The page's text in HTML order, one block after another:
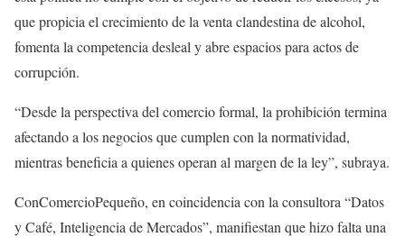
que propicia el crecimiento de la venta clandestina de alcohol,
fomenta la competencia desleal y abre espacios para actos de
corrupción.
“Desde la perspectiva del comercio formal, la prohibición termina
afectando a los negocios que cumplen con la normatividad,
mientras beneficia a quienes operan al margen de la ley”, subraya.
ConComercioPequeño, en coincidencia con la consultora “Datos
y Café, Inteligencia de Mercados”, manifiestan que hizo falta una